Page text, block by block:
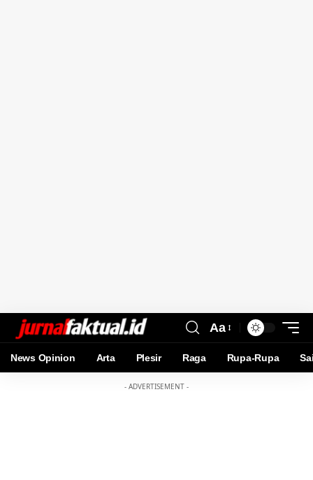
Aa
News Opinion Arta Plesir Raga Rupa-Rupa
- ADVERTISEMENT -